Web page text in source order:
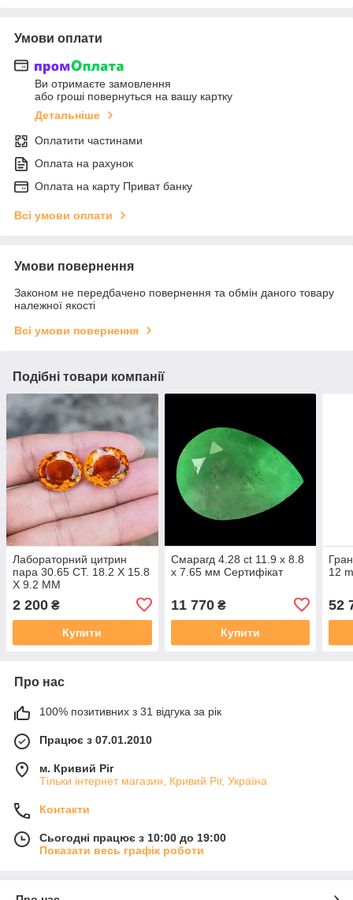
Умови оплати
Ви отримаєте замовлення
або гроші повернуться на вашу картку
Детальніше
Оплатити частинами
Оплата на рахунок
Оплата на карту Приват банку
Всі умови оплати
Умови повернення
Законом не передбачено повернення та обмін даного товару
належної якості
Всі умови повернення
Подібні товари компанії
Лабораторний цитрин
пара 30.65 CT. 18.2 X 15.8
X 9.2 ММ
2 200 ₴
Купити
Смарагд 4.28 ct 11.9 x 8.8
x 7.65 мм Сертифікат
11 770₴
Купити
12
52
Про нас
100% позитивних з 31 відгука за рік
Працює з 07.01.2010
м. Кривий Ріг
Тільки інтернет магазин, Кривий Ріг, Україна
Контакти
Сьогодні працює з 10:00 до 19:00
Показати весь графік роботи